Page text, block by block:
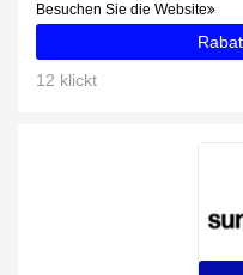
Besuchen Sie die Website
12 klickt